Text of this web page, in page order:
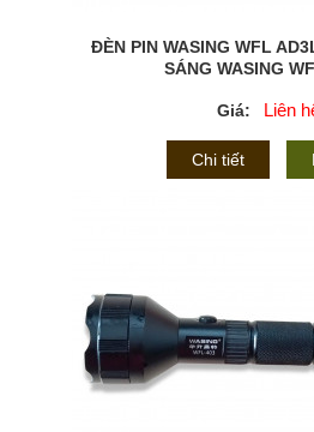
ĐÈN PIN WASING WFL
SÁNG WASING
Giá: Liên
Chi tiết